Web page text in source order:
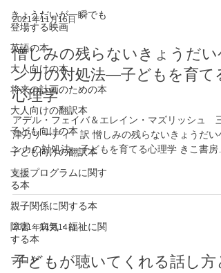
きょうだいが一瞬でも
登場する映画
英語の本
大人向けの本
将来の計画のための本
大人向けの翻訳本
子ども向けの本
子ども向けの翻訳本
支援プログラムに関す
る本
親子関係に関する本
障害・病気・福祉に関
する本
ブログ
2021年11月16日
憎しみの残らないきょうだい
ンカの対処法―子どもを育て
心理学
アデル・フェイバ＆エレイン・マズリッシュ 三
津乃リーディ 訳 憎しみの残らないきょうだい
ンカの対処法―子どもを育てる心理学 きこ書
Mazlish, Elaine. (1998/02)....
2021年11月14日
子どもが聴いてくれる話し方